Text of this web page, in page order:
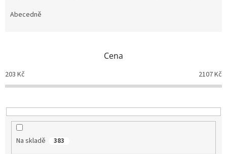
o
d
k
t
Abecedně
Cena
203 Kč 2107Kč
Na skladě 383